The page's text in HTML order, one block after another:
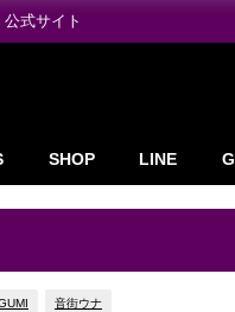
式サイト
SHOP LINE
音街ウナ